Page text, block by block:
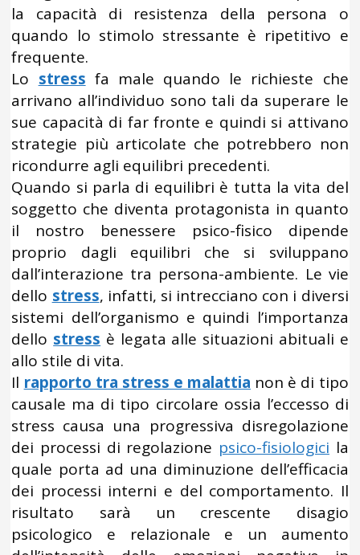
la capacità di resistenza della persona o
quando lo stimolo stressante è ripetitivo e
frequente.
Lo stress fa male quando le richieste che
arrivano all’individuo sono tali da superare le
sue capacità di far fronte e quindi si attivano
strategie più articolate che potrebbero non
ricondurre agli equilibri precedenti.
Quando si parla di equilibri è tutta la vita del
soggetto che diventa protagonista in quanto
il nostro benessere psico-fisico dipende
proprio dagli equilibri che si sviluppano
dall’interazione tra persona-ambiente. Le vie
dello stress, infatti, si intrecciano con i diversi
sistemi dell’organismo e quindi l’importanza
dello stress è legata alle situazioni abituali e
allo stile di vita.
Il rapporto tra stress e malattia non è di tipo
causale ma di tipo circolare ossia l’eccesso di
stress causa una progressiva disregolazione
dei processi di regolazione psico-fisiologici la
quale porta ad una diminuzione dell’efficacia
dei processi interni e del comportamento. Il
risultato sarà un crescente disagio
psicologico e relazionale e un aumento